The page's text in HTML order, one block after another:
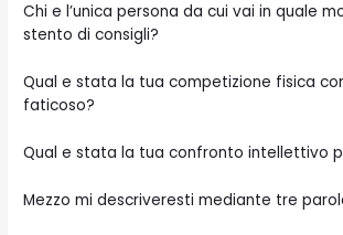
Chi e l’unica persona da cui vai in quale
stento di consigli?
Qual e stata la tua competizione fisica
faticoso?
Qual e stata la tua confronto intellettivo
Mezzo mi descriveresti mediante tre